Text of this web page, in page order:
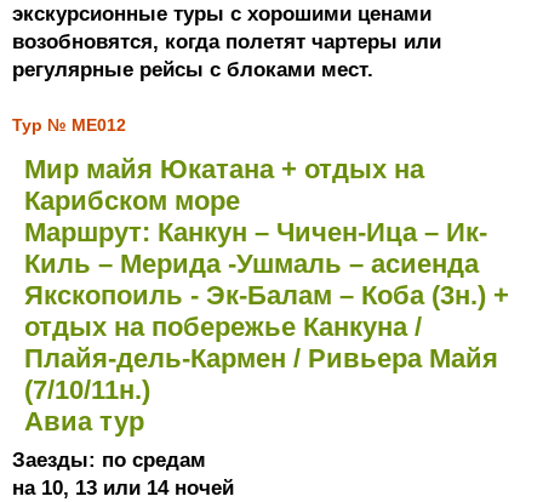
экскурсионные туры с хорошими ценами
возобновятся, когда полетят чартеры или
регулярные рейсы с блоками мест.
Тур № ME012
Мир майя Юкатана + отдых на
Карибском море
Маршрут: Канкун – Чичен-Ица – Ик-
Киль – Мерида -Ушмаль – асиенда
Якскопоиль - Эк-Балам – Коба (3н.) +
отдых на побережье Канкуна /
Плайя-дель-Кармен / Ривьера Майя
(7/10/11н.)
Авиа тур
Заезды: по средам
на 10, 13 или 14 ночей